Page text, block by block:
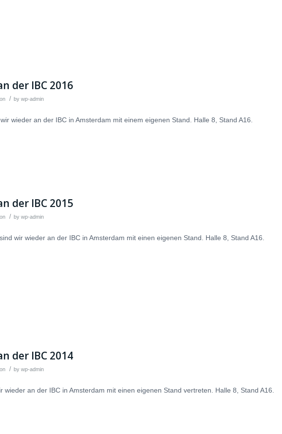
der IBC 2016
/ by wp-admin
wieder an der IBC in Amsterdam mit einem eigenen Stand. Halle 8, Stand A16.
der IBC 2015
/ by wp-admin
wir wieder an der IBC in Amsterdam mit einen eigenen Stand. Halle 8, Stand A16.
der IBC 2014
/ by wp-admin
wieder an der IBC in Amsterdam mit einen eigenen Stand vertreten. Halle 8, Stand A16.